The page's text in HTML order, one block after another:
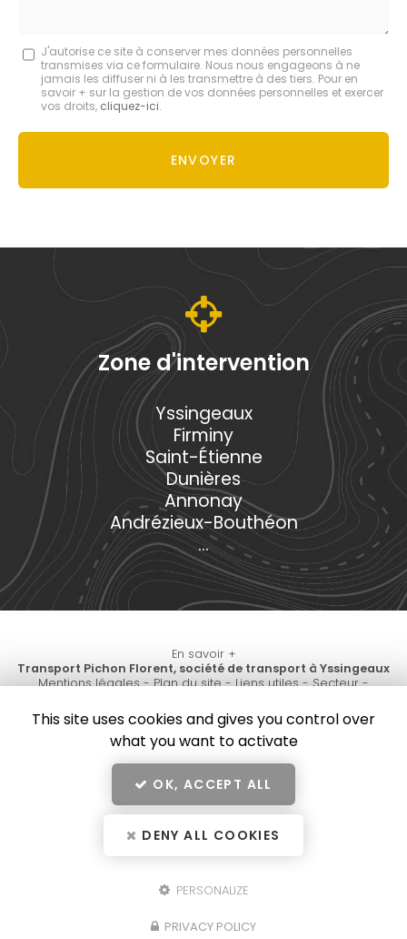
Message
J'autorise ce site à conserver mes données personnelles
transmises via ce formulaire. Nous nous engageons à ne
jamais les diffuser ni à les transmettre à des tiers. Pour en
savoir + sur la gestion de vos données personnelles et exercer
vos droits, cliquez-ici.
Acceptation
ENVOYER
Zone d'intervention
Yssingeaux
Firminy
Saint-Étienne
Dunières
Annonay
Andrézieux-Bouthéon
...
En savoir +
Fermer
Avis Transport Pichon Florent Yssingeaux de Charles
Location de camion benne
Location de camion benne avec chauffeur à Yssingeaux
Transport de préfabriqué sur un chantier à Saint-Etienne
Transport Pichon Florent, société de transport à Yssingeaux
Mentions légales-Plan du site-Liens utiles-Secteur-
Création et référencement de site Internet
Demande de Devis
10/10
1 avis
Travail de pros
This site uses cookies and gives you control over
what you want to activate
OK, ACCEPT ALL
DENY ALL COOKIES
PERSONALIZE
PRIVACY POLICY